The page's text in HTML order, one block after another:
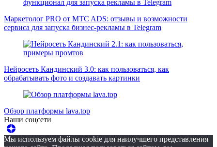
Маркетолог PRO от MTC ADS: отзывы и возможности
сервиса для запуска бизнес-рекламы в Telegram
Нейросеть Кандинский 3.0: как пользоваться, как
обрабатывать фото и создавать картинки
Обзор платформы lava.top
Наши соцсети
Мы используем файлы cookie для наилучшего представления